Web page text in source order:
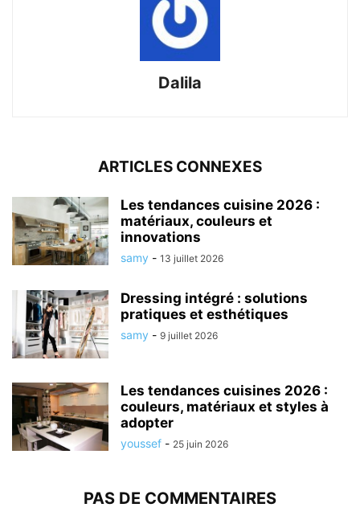
Dalila
ARTICLES CONNEXES
Les tendances cuisine 2026 :
matériaux, couleurs et
innovations
samy - 13 juillet 2026
Dressing intégré : solutions
pratiques et esthétiques
samy - 9 juillet 2026
Les tendances cuisines 2026 :
couleurs, matériaux et styles à
adopter
youssef - 25 juin 2026
PAS DE COMMENTAIRES